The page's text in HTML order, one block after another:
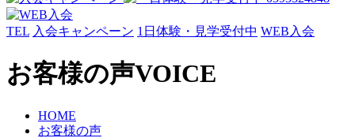
TEL 入会キャンペーン 1日体験・見学受付中 WEB入会
お客様の声VOICE
HOME
お客様の声